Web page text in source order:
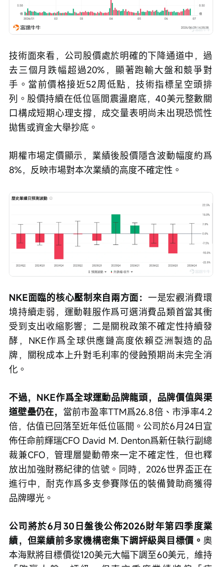
技術面來看，公司股價處於明確的下降通道中，過
去三個月跌幅超過20%，顯著跑輸大盤和競爭對
手。當前價格接近52周低點，技術指標呈空頭排
列。股價持續在低位區間震盪磨底，40美元整數關
口構成短期心理支撐，成交量表明尚未出現恐慌性
拋售或資金大舉抄底。
期權市場定價顯示，業績後股價隱含波動幅度約爲
8%，反映市場對本次業績的高度不確定性。
NKE面臨的核心壓制來自兩方面： 一是宏觀消費環
境持續走弱，運動鞋服作爲可選消費品類首當其衝
受到支出收縮影響；二是關稅政策不確定性持續發
酵，NKE作爲全球供應鏈高度依賴亞洲製造的品
牌，關稅成本上升對毛利率的侵蝕預期尚未完全消
化。
不過，NKE作爲全球運動品牌龍頭，品牌價值與渠
道壁壘仍在， 當前市盈率TTM爲26.8倍、市淨率4.2
倍，估值已回落至近年低位區間。公司於6月24日宣
佈任命前輝瑞CFO David M. Denton爲新任執行副總
裁兼CFO，管理層變動帶來一定不確定性，但也釋
放出加強財務紀律的信號。同時，2026世界盃正在
進行中，耐克作爲多支參賽隊伍的裝備贊助商獲得
品牌曝光。
公司將於6月30日盤後公佈2026財年第四季度業
績，但業績前多家機構密集下調評級與目標價。 奧
本海默將目標價從120美元大幅下調至60美元，維持